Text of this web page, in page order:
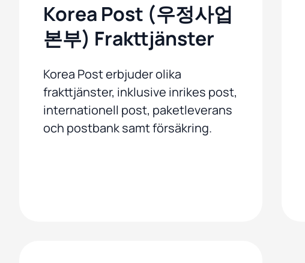
Korea Post (우정사업
본부) Frakttjänster
Korea Post erbjuder olika
frakttjänster, inklusive inrikes post,
internationell post, paketleverans
och postbank samt försäkring.